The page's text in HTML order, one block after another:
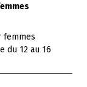
femmes
du 12 au 16